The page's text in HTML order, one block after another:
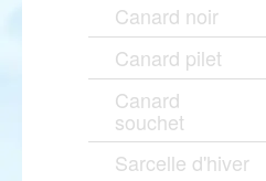
Canard noir
Canard pilet
Canard
souchet
Sarcelle d'hiver